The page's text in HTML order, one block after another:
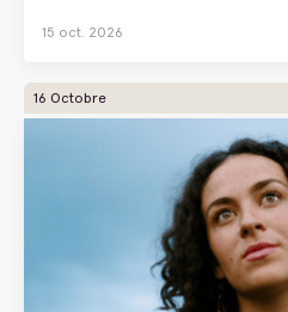
15 oct. 2026
16 Octobre